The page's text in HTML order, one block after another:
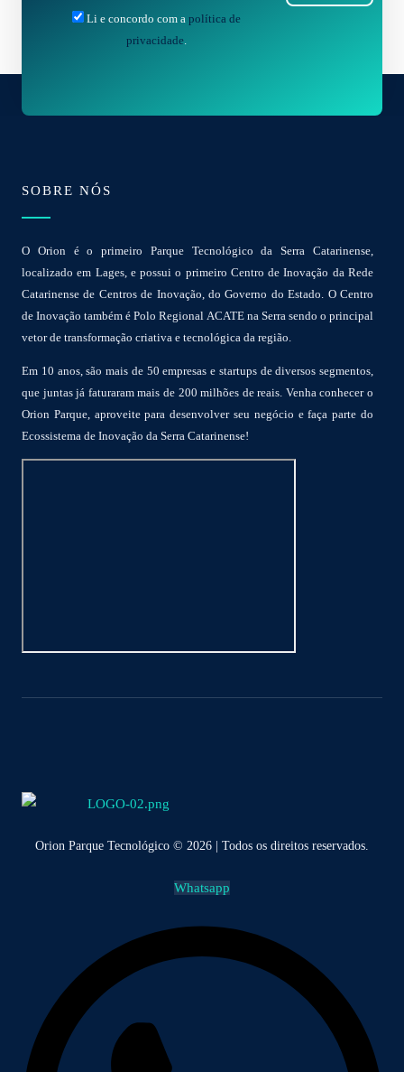
Li e concordo com a política de
privacidade.
SOBRE NÓS
O Orion é o primeiro Parque Tecnológico da Serra Catarinense,
localizado em Lages, e possui o primeiro Centro de Inovação da Rede
Catarinense de Centros de Inovação, do Governo do Estado. O Centro
de Inovação também é Polo Regional ACATE na Serra sendo o principal
vetor de transformação criativa e tecnológica da região.
Em 10 anos, são mais de 50 empresas e startups de diversos segmentos,
que juntas já faturaram mais de 200 milhões de reais. Venha conhecer o
Orion Parque, aproveite para desenvolver seu negócio e faça parte do
Ecossistema de Inovação da Serra Catarinense!
Orion Parque Tecnológico © 2026 | Todos os direitos reservados.
Whatsapp